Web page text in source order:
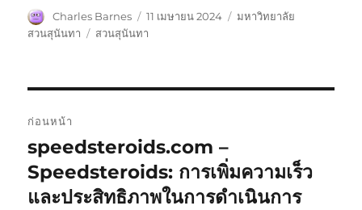
ผู้
เขียน
Charles Barnes
เขียน
เมื่อ
11 เมษายน 2024
หมวด
มหาวิทยาลัย
สวนสุนันทา
ป้าย
สวนสุนันทา
เรื่อง
ก่อนหน้า
เรื่อง
ก่อน
หน้า:
speedsteroids.com –
Speedsteroids: การเพิ่มความเร็ว
และประสิทธิภาพในการดำเนินการ